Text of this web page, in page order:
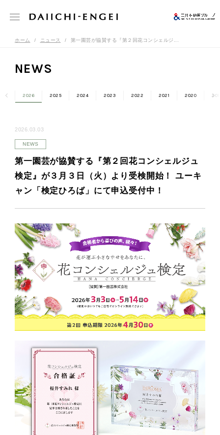
ホーム ニュース 第一園芸が協賛する『第２回花コンシェルジ...
NEWS
2026 2025 2024 2023 2022 2021 2020
2026.03.03
NEWS
第一園芸が協賛する『第２回花コンシェルジュ
検定』が３月３日（火）より受検開始！ ユーキ
ャン「検定ひろば」にて申込受付中！